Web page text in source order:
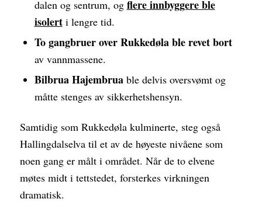
dalen og sentrum, og flere innbyggere ble
isolerti lengre tid.
To gangbruer over Rukkedøla ble revet bort
av vannmassene.
Bilbrua Hajembruable delvis oversvømt og
måtte stenges av sikkerhetshensyn.
Samtidig som Rukkedøla kulminerte, steg også
Hallingdalselva til et av de høyeste nivåene som
noen gang er målt i området. Når de to elvene
møtes midt i tettstedet, forsterkes virkningen
dramatisk.